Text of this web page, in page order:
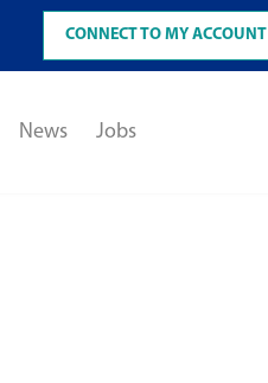
CONNECT TO MY ACCOUNT
News Jobs